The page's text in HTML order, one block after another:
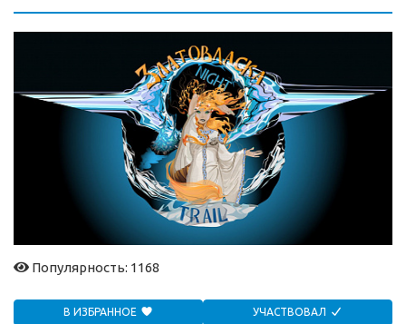
Популярность: 1168
В ИЗБРАННОЕ УЧАСТВОВАЛ